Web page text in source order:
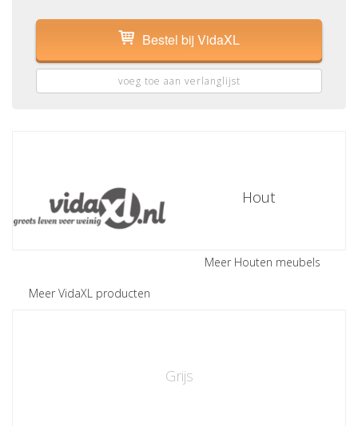
Bestel bij VidaXL
voeg toe aan verlanglijst
Meer VidaXL producten
Hout
Meer Houten meubels
Grijs